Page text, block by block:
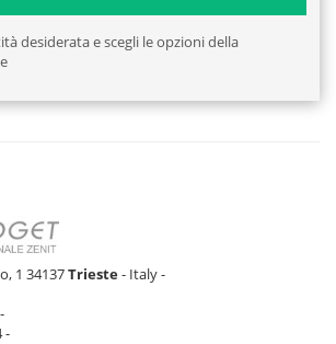
desiderata e scegli le opzioni della
1 34137Trieste- Italy -
-